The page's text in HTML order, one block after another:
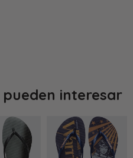
interesar